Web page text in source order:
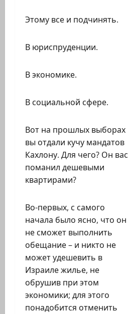
Этому все и подчинять.
В юриспруденции.
В экономике.
В социальной сфере.
Вот на прошлых выборах
вы отдали кучу мандатов
Кахлону. Для чего? Он вас
поманил дешевыми
квартирами?
Во-первых, с самого
начала было ясно, что он
не сможет выполнить
обещание – и никто не
может удешевить в
Израиле жилье, не
обрушив при этом
экономики; для этого
понадобится отменить